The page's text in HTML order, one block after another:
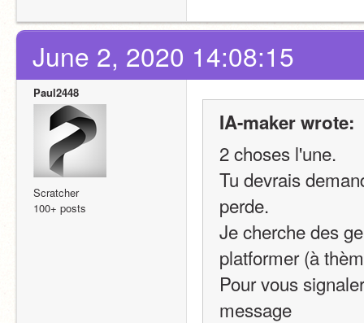
June 2, 2020 14:08:15
Paul2448
Scratcher
100+ posts
IA-maker wrote:
2 choses l'une.
Tu devrais
perde.
Je cherche des
platformer (à
Pour vous
message